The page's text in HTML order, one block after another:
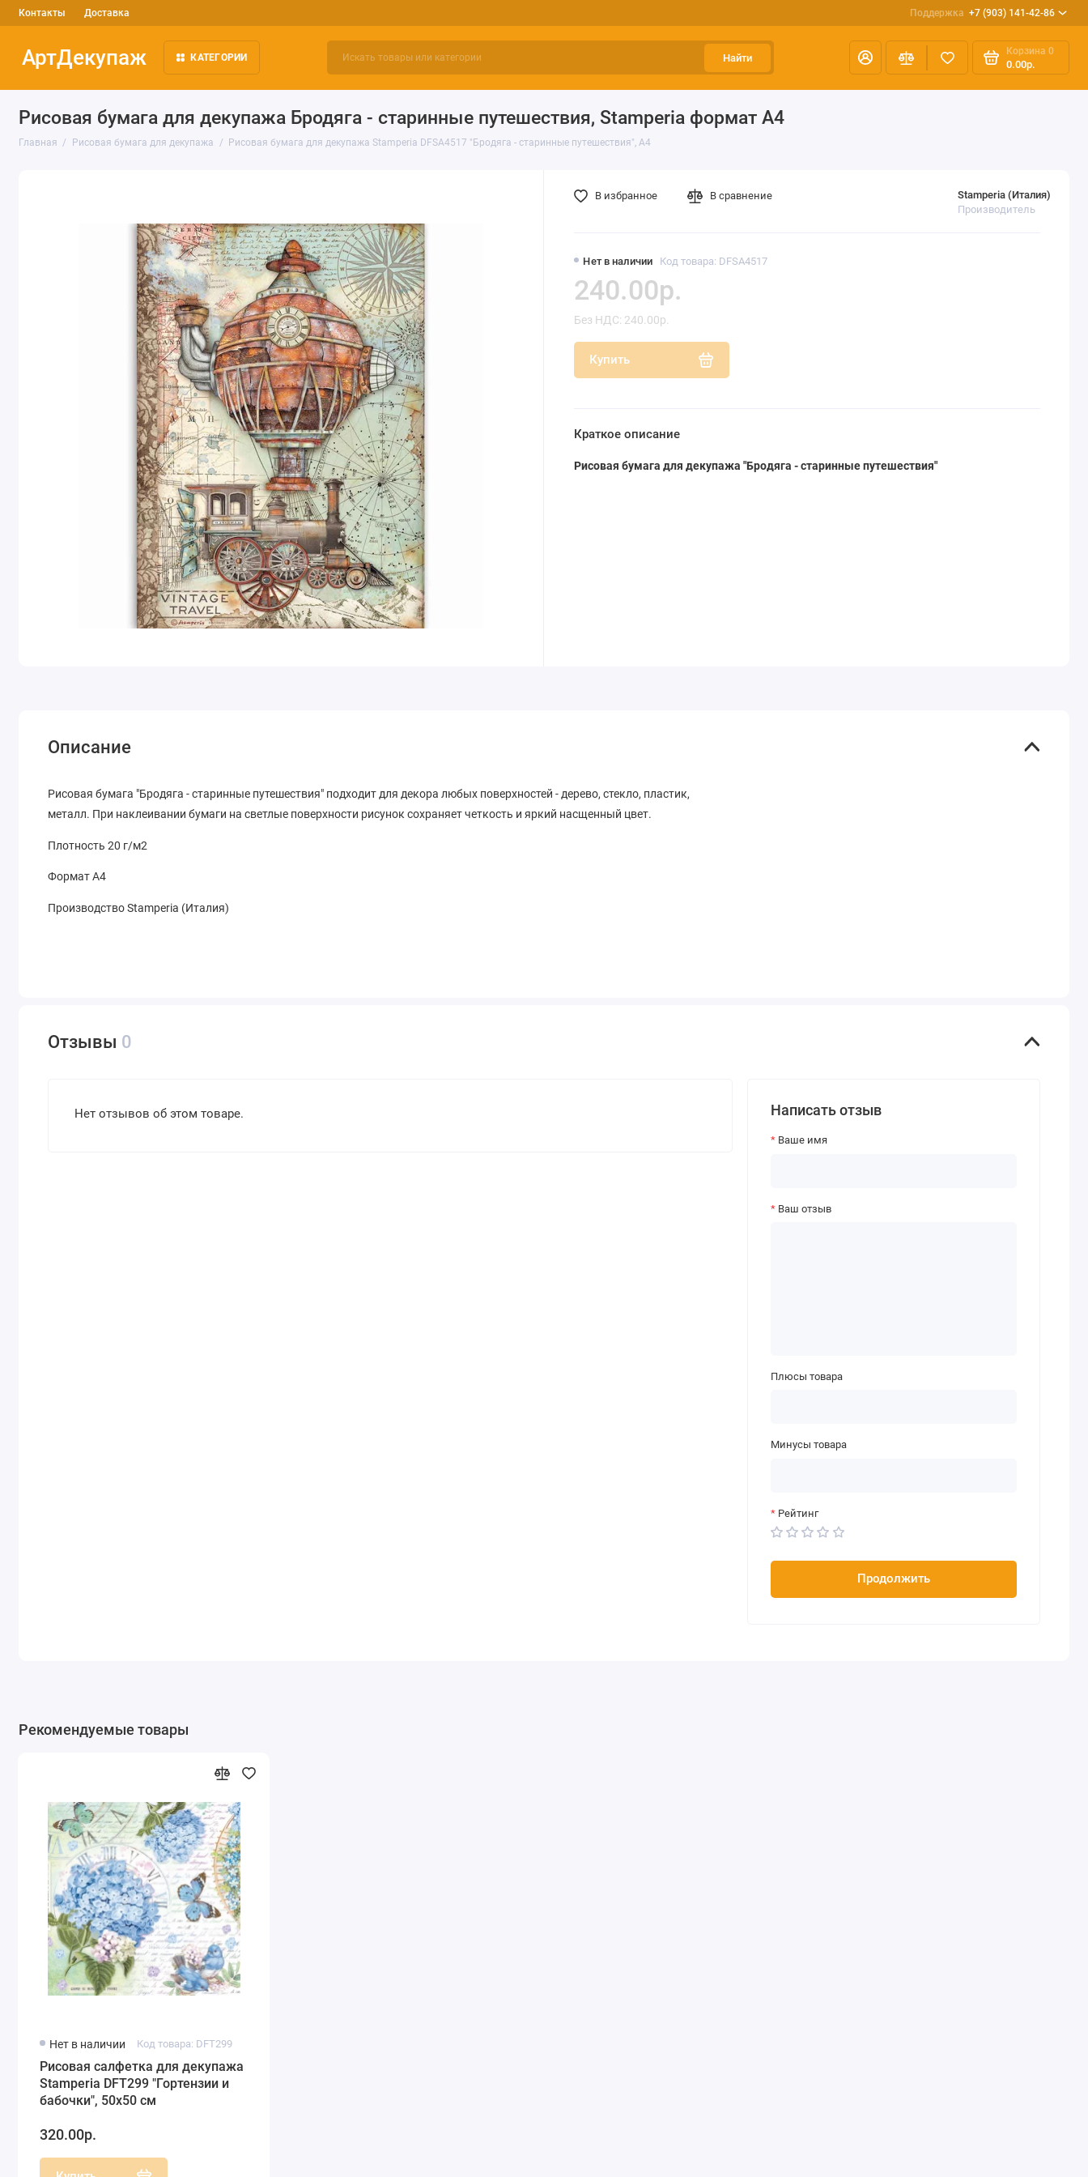
Контакты Доставка Поддержка +7 (903) 141-42-86
АртДекупаж КАТЕГОРИИ Найти
Корзина 0
0.00р.
Рисовая бумага для декупажа Бродяга - старинные путешествия, Stamperia формат А4
Главная Рисовая бумага для декупажа Рисовая бумага для декупажа Stamperia DFSA4517 "Бродяга - старинные путешествия", А4
Нет в наличии Код товара: DFSA4517
Stamperia (Италия)
Производитель
240.00р.
Без НДС: 240.00р.
Купить
В избранное В сравнение
Краткое описание
Рисовая бумага для декупажа "Бродяга - старинные путешествия"
Описание
Рисовая бумага "Бродяга - старинные путешествия" подходит для декора любых поверхностей - дерево, стекло, пластик,
металл. При наклеивании бумаги на светлые поверхности рисунок сохраняет четкость и яркий насщенный цвет.
Плотность 20 г/м2
Формат А4
Производство Stamperia (Италия)
Отзывы 0
Нет отзывов об этом товаре. Написать отзыв
Ваше имя
Ваш отзыв
Плюсы товара
Минусы товара
Рейтинг
Продолжить
Рекомендуемые товары
Нет в наличии Код товара: DFT299
Рисовая салфетка для декупажа
Stamperia DFT299 "Гортензии и
бабочки", 50х50 см
320.00р.